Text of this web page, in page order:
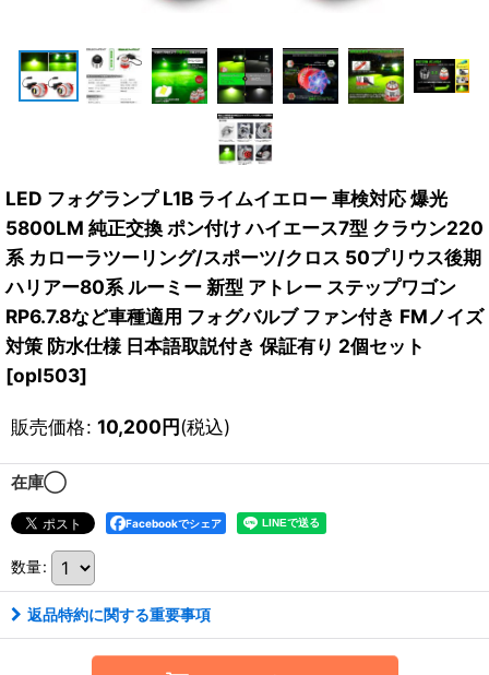
LED フォグランプ L1B ライムイエロー 車検対応 爆光
5800LM 純正交換 ポン付け ハイエース7型 クラウン220
系 カローラツーリング/スポーツ/クロス 50プリウス後期
ハリアー80系 ルーミー 新型 アトレー ステップワゴン
RP6.7.8など車種適用 フォグバルブ ファン付き FMノイズ
対策 防水仕様 日本語取説付き 保証有り 2個セット
[opl503]
販売価格: 10,200円(税込)
在庫◯
Facebookでシェア
数量:
返品特約に関する重要事項
ティ
バー